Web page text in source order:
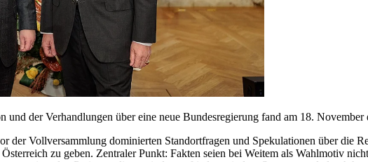
und der Verhandlungen über eine neue Bundesregierung fand am 18.
der Vollversammlung dominierten Standortfragen und Spekulationen über die
zu geben. Zentraler Punkt: Fakten seien bei Weitem als Wahlmotiv